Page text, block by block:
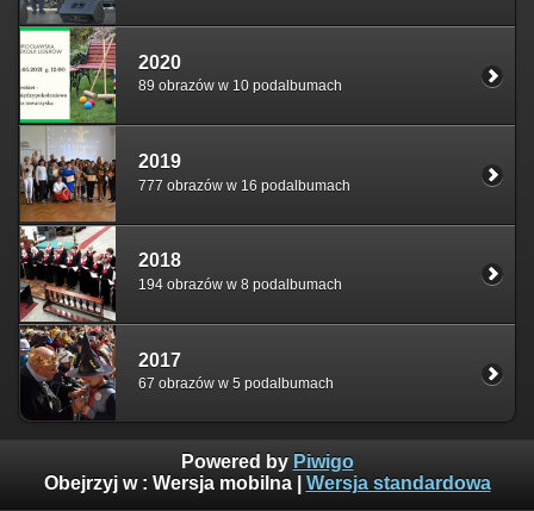
2020
89 obrazów w 10 podalbumach
2019
777 obrazów w 16 podalbumach
2018
194 obrazów w 8 podalbumach
2017
67 obrazów w 5 podalbumach
Powered by Piwigo
Obejrzyj w : Wersja mobilna| Wersja standardowa